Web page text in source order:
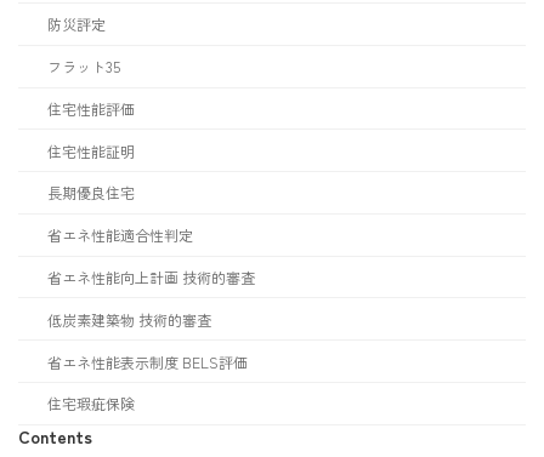
防災評定
フラット35
住宅性能評価
住宅性能証明
長期優良住宅
省エネ性能適合性判定
省エネ性能向上計画 技術的審査
低炭素建築物 技術的審査
省エネ性能表示制度 BELS評価
住宅瑕疵保険
Contents